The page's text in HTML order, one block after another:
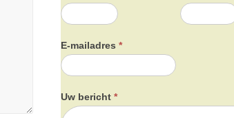
E-mailadres*
Uw bericht*